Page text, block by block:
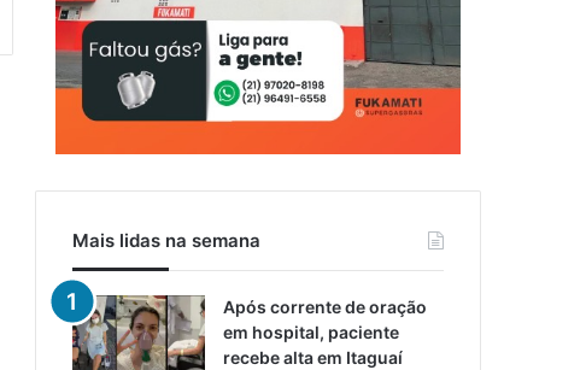
Mais lidas na semana
Após corrente de oração
em hospital, paciente
recebe alta em Itaguaí